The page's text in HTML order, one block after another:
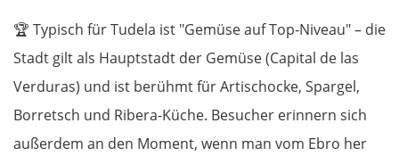
🏆 Typisch für Tudela ist "Gemüse auf Top-Niveau" – die
Stadt gilt als Hauptstadt der Gemüse (Capital de las
Verduras) und ist berühmt für Artischocke, Spargel,
Borretsch und Ribera-Küche. Besucher erinnern sich
außerdem an den Moment, wenn man vom Ebro her